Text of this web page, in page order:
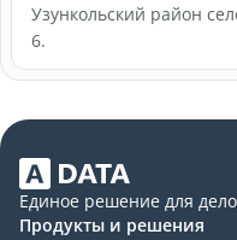
Узункольский район
6.
Единое решение для
Продукты и решения